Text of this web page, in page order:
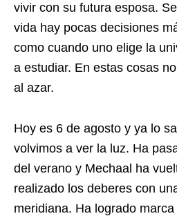
vivir con su futura esposa.
vida hay pocas decisiones
como cuando uno elige la
a estudiar. En estas cosas
al azar.
Hoy es 6 de agosto y ya lo
volvimos a ver la luz. Ha
del verano y Mechaal ha
realizado los deberes con
meridiana. Ha logrado